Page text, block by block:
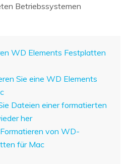
Betriebssystemen
WD Elements Festplatten
Sie eine WD Elements
Dateien einer formatierten
her
von WD-
für Mac